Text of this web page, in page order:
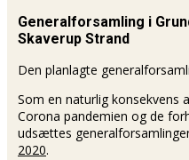
Generalforsamling i
Skaverup Strand
Den planlagte
Som en naturlig konsekvens
Corona pandemien og de
udsættes
2020.